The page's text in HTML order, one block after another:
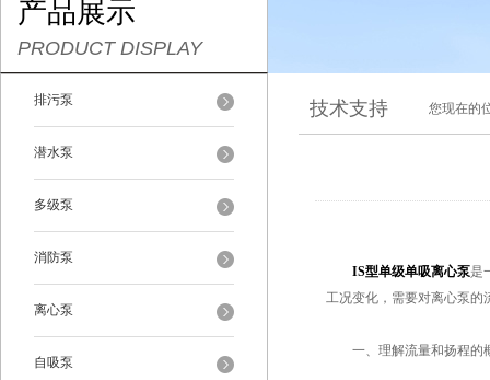
产品展示
PRODUCT DISPLAY
排污泵
潜水泵
多级泵
消防泵
离心泵
自吸泵
技术支持 您现在的
IS型单级单吸离心泵是
工况变化，需要对离心泵的
一、理解流量和扬程的